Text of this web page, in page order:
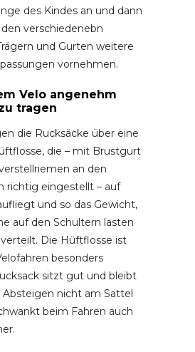
des Kindes an und dann
verschiedenebn
und Gurten weitere
vornehmen.
Velo angenehm
tragen
die Rucksäcke über eine
die – mit Brustgurt
an den
richtig eingestellt – auf
und so das Gewicht,
auf den Schultern lasten
Die Hüftflosse ist
besonders
sitzt gut und bleibt
nicht am Sattel
beim Fahren auch